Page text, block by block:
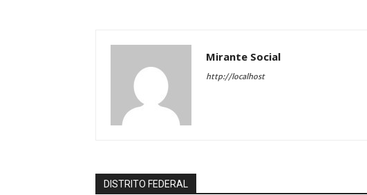
Mirante Social
http://localhost
DISTRITO FEDERAL